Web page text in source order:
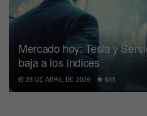
Mercado hoy: Tesla y
baja a los índices
23 DE ABRIL DE 2026 635